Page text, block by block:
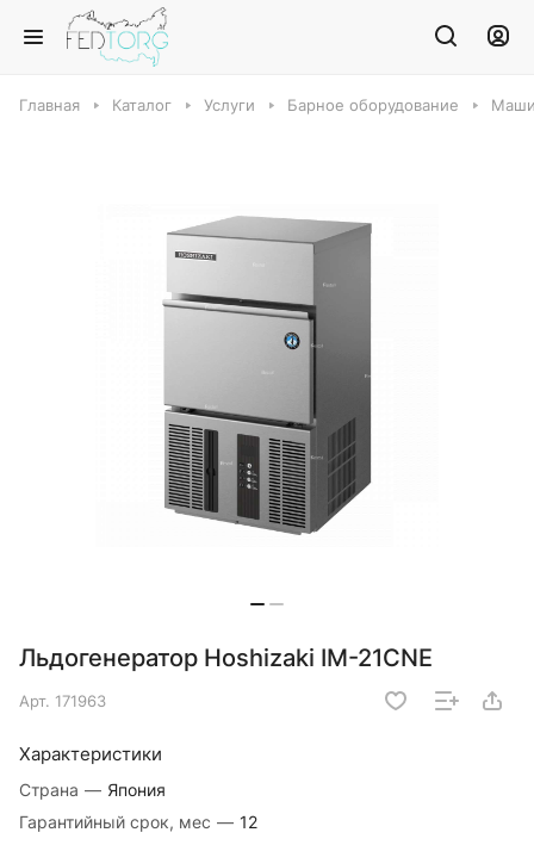
Главная Каталог Услуги Барное оборудование
Льдогенератор Hoshizaki IM-21CNE
Арт. 171963
Характеристики
Страна — Япония
Гарантийный срок, мес — 12